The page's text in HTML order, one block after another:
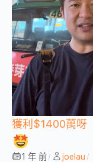
獲利$1400萬呀
1 年 前 / joelau /